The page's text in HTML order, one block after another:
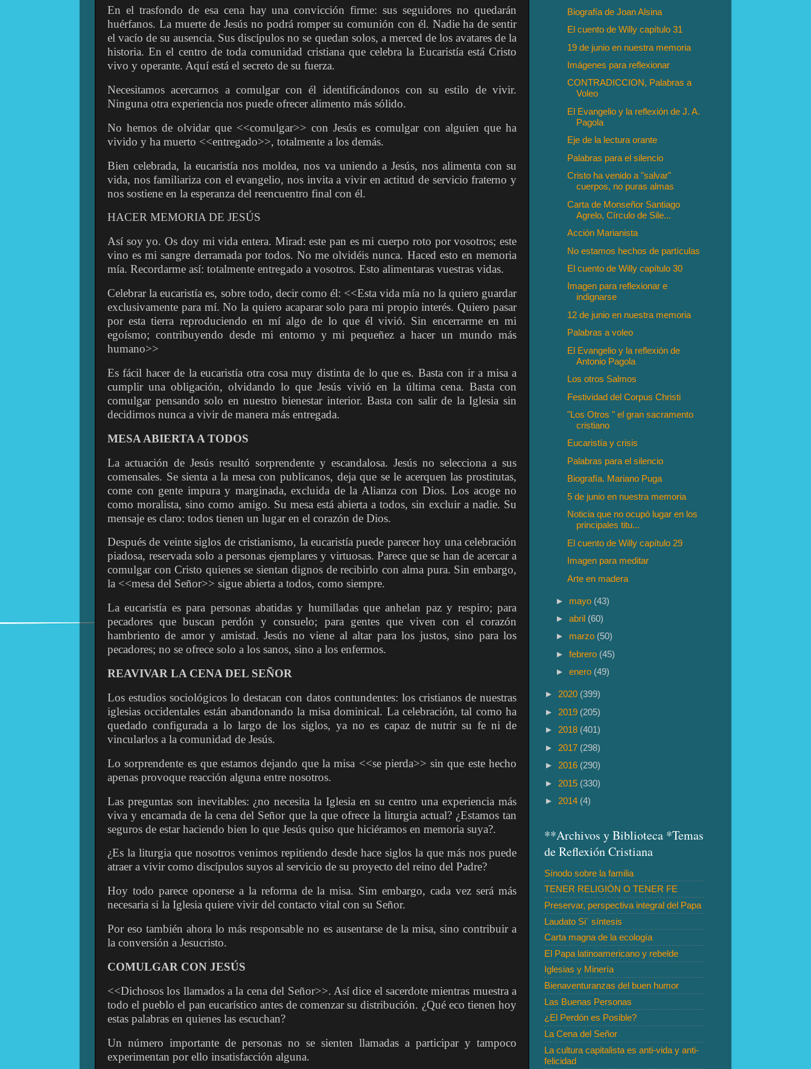
En el trasfondo de esa cena hay una convicción firme: sus seguidores no quedarán
huérfanos. La muerte de Jesús no podrá romper su comunión con él. Nadie ha de sentir
el vacío de su ausencia. Sus discípulos no se quedan solos, a merced de los avatares de la
historia. En el centro de toda comunidad cristiana que celebra la Eucaristía está Cristo
vivo y operante. Aquí está el secreto de su fuerza.
Necesitamos acercarnos a comulgar con él identificándonos con su estilo de vivir.
Ninguna otra experiencia nos puede ofrecer alimento más sólido.
No hemos de olvidar que <<comulgar>> con Jesús es comulgar con alguien que ha
vivido y ha muerto <<entregado>>, totalmente a los demás.
Bien celebrada, la eucaristía nos moldea, nos va uniendo a Jesús, nos alimenta con su
vida, nos familiariza con el evangelio, nos invita a vivir en actitud de servicio fraterno y
nos sostiene en la esperanza del reencuentro final con él.
HACER MEMORIA DE JESÚS
Así soy yo. Os doy mi vida entera. Mirad: este pan es mi cuerpo roto por vosotros; este
vino es mi sangre derramada por todos. No me olvidéis nunca. Haced esto en memoria
mía. Recordarme así: totalmente entregado a vosotros. Esto alimentaras vuestras vidas.
Celebrar la eucaristía es, sobre todo, decir como él: <<Esta vida mía no la quiero guardar
exclusivamente para mí. No la quiero acaparar solo para mi propio interés. Quiero pasar
por esta tierra reproduciendo en mí algo de lo que él vivió. Sin encerrarme en mi
egoísmo; contribuyendo desde mi entorno y mi pequeñez a hacer un mundo más
humano>>
Es fácil hacer de la eucaristía otra cosa muy distinta de lo que es. Basta con ir a misa a
cumplir una obligación, olvidando lo que Jesús vivió en la última cena. Basta con
comulgar pensando solo en nuestro bienestar interior. Basta con salir de la Iglesia sin
decidirnos nunca a vivir de manera más entregada.
MESA ABIERTA A TODOS
La actuación de Jesús resultó sorprendente y escandalosa. Jesús no selecciona a sus
comensales. Se sienta a la mesa con publicanos, deja que se le acerquen las prostitutas,
come con gente impura y marginada, excluida de la Alianza con Dios. Los acoge no
como moralista, sino como amigo. Su mesa está abierta a todos, sin excluir a nadie. Su
mensaje es claro: todos tienen un lugar en el corazón de Dios.
Después de veinte siglos de cristianismo, la eucaristía puede parecer hoy una celebración
piadosa, reservada solo a personas ejemplares y virtuosas. Parece que se han de acercar a
comulgar con Cristo quienes se sientan dignos de recibirlo con alma pura. Sin embargo,
la <<mesa del Señor>> sigue abierta a todos, como siempre.
La eucaristía es para personas abatidas y humilladas que anhelan paz y respiro; para
pecadores que buscan perdón y consuelo; para gentes que viven con el corazón
hambriento de amor y amistad. Jesús no viene al altar para los justos, sino para los
pecadores; no se ofrece solo a los sanos, sino a los enfermos.
REAVIVAR LA CENA DEL SEÑOR
Los estudios sociológicos lo destacan con datos contundentes: los cristianos de nuestras
iglesias occidentales están abandonando la misa dominical. La celebración, tal como ha
quedado configurada a lo largo de los siglos, ya no es capaz de nutrir su fe ni de
vincularlos a la comunidad de Jesús.
Lo sorprendente es que estamos dejando que la misa <<se pierda>> sin que este hecho
apenas provoque reacción alguna entre nosotros.
Las preguntas son inevitables: ¿no necesita la Iglesia en su centro una experiencia más
viva y encarnada de la cena del Señor que la que ofrece la liturgia actual? ¿Estamos tan
seguros de estar haciendo bien lo que Jesús quiso que hiciéramos en memoria suya?.
¿Es la liturgia que nosotros venimos repitiendo desde hace siglos la que más nos puede
atraer a vivir como discípulos suyos al servicio de su proyecto del reino del Padre?
Hoy todo parece oponerse a la reforma de la misa. Sim embargo, cada vez será más
necesaria si la Iglesia quiere vivir del contacto vital con su Señor.
Por eso también ahora lo más responsable no es ausentarse de la misa, sino contribuir a
la conversión a Jesucristo.
COMULGAR CON JESÚS
<<Dichosos los llamados a la cena del Señor>>. Así dice el sacerdote mientras muestra a
todo el pueblo el pan eucarístico antes de comenzar su distribución. ¿Qué eco tienen hoy
estas palabras en quienes las escuchan?
Un número importante de personas no se sienten llamadas a participar y tampoco
experimentan por ello insatisfacción alguna.
Biografía de Joan Alsina
El cuento de Willy capítulo 31
19 de junio en nuestra memoria
Imágenes para reflexionar
CONTRADICCION, Palabras a
Voleo
El Evangelio y la reflexión de J. A.
Pagola
Eje de la lectura orante
Palabras para el silencio
Cristo ha venido a "salvar"
cuerpos, no puras almas
Carta de Monseñor Santiago
Agrelo, Círculo de Sile...
Acción Marianista
No estamos hechos de partículas
El cuento de Willy capítulo 30
Imagen para reflexionar e
indignarse
12 de junio en nuestra memoria
Palabras a voleo
El Evangelio y la reflexión de
Antonio Pagola
Los otros Salmos
Festividad del Corpus Christi
"Los Otros " el gran sacramento
cristiano
Eucaristía y crisis
Palabras para el silencio
Biografía. Mariano Puga
5 de junio en nuestra memoria
Noticia que no ocupó lugar en los
principales titu...
El cuento de Willy capítulo 29
Imagen para meditar
Arte en madera
► mayo (43)
►abril (60)
► marzo (50)
►febrero (45)
►enero (49)
► 2020 (399)
► 2019 (205)
► 2018 (401)
► 2017 (298)
► 2016 (290)
► 2015 (330)
► 2014 (4)
**Archivos y Biblioteca *Temas
de Reflexión Cristiana
Sínodo sobre la familia
TENER RELIGIÓN O TENER FE
Preservar, perspectiva integral del Papa
Laudato Si´ síntesis
Carta magna de la ecología
El Papa latinoamericano y rebelde
Iglesias y Minería
Bienaventuranzas del buen humor
Las Buenas Personas
¿El Perdón es Posible?
La Cena del Señor
La cultura capitalista es anti-vida y anti-
felicidad